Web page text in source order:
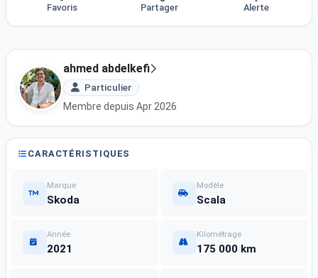
Favoris Partager Alerte
ahmed abdelkefi
Particulier
Membre depuis Apr 2026
CARACTÉRISTIQUES
Marque
Skoda
Modèle
Scala
Année
2021
Kilométrage
175 000 km